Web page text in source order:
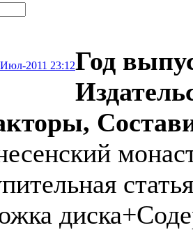
2011 23:12Год